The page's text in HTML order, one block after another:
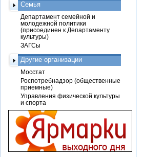
Семья
Департамент семейной и
молодежной политики
(присоединен к Департаменту
культуры)
ЗАГСы
Другие организации
Мосстат
Роспотребнадзор (общественные
приемные)
Управления физической культуры
и спорта